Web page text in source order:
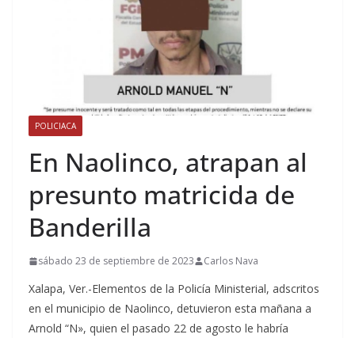
POLICIACA
En Naolinco, atrapan al
presunto matricida de
Banderilla
sábado 23 de septiembre de 2023 Carlos Nava
Xalapa, Ver.-Elementos de la Policía Ministerial, adscritos
en el municipio de Naolinco, detuvieron esta mañana a
Arnold “N», quien el pasado 22 de agosto le habría